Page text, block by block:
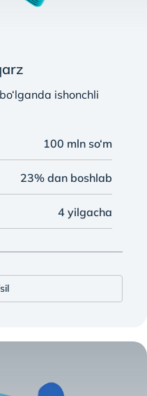
ishonchli
100 mln so‘m
23% dan boshlab
4 yilgacha